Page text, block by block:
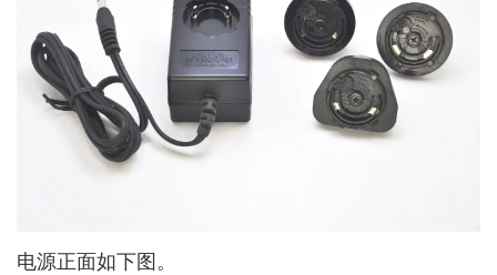
电源正面如下图。